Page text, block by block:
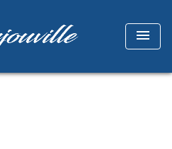
menu